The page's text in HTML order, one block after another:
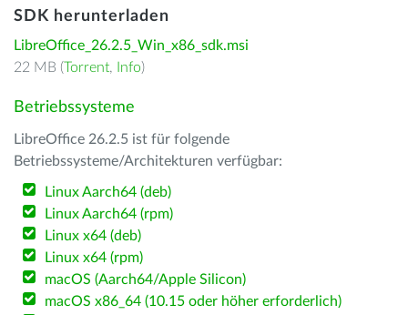
SDK herunterladen
LibreOffice_26.2.5_Win_x86_sdk.msi
22 MB (Torrent, Info)
Betriebssysteme
LibreOffice 26.2.5 ist für folgende
Betriebssysteme/Architekturen verfügbar:
Linux Aarch64 (deb)
Linux Aarch64 (rpm)
Linux x64 (deb)
Linux x64 (rpm)
macOS (Aarch64/Apple Silicon)
macOS x86_64 (10.15 oder höher erforderlich)